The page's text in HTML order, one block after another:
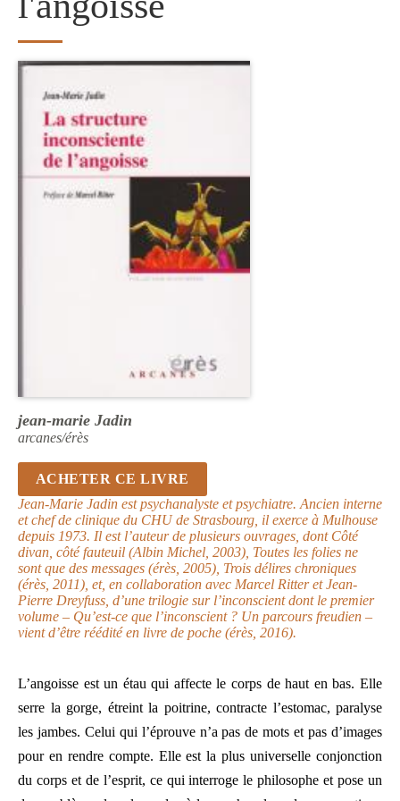
jean-marie Jadin
arcanes/érès
ACHETER CE LIVRE
Jean-Marie Jadin est psychanalyste et psychiatre. Ancien interne
et chef de clinique du CHU de Strasbourg, il exerce à Mulhouse
depuis 1973. Il est l’auteur de plusieurs ouvrages, dont Côté
divan, côté fauteuil (Albin Michel, 2003), Toutes les folies ne
sont que des messages (érès, 2005), Trois délires chroniques
(érès, 2011), et, en collaboration avec Marcel Ritter et Jean-
Pierre Dreyfuss, d’une trilogie sur l’inconscient dont le premier
volume – Qu’est-ce que l’inconscient ? Un parcours freudien –
vient d’être réédité en livre de poche (érès, 2016).
L’angoisse est un étau qui affecte le corps de haut en bas. Elle
serre la gorge, étreint la poitrine, contracte l’estomac, paralyse
les jambes. Celui qui l’éprouve n’a pas de mots et pas d’images
pour en rendre compte. Elle est la plus universelle conjonction
du corps et de l’esprit, ce qui interroge le philosophe et pose un